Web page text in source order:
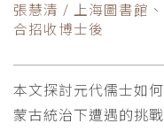
張慧清 / 上海圖書館
合招收博士後
本文探討元代儒士如
蒙古統治下遭遇的挑